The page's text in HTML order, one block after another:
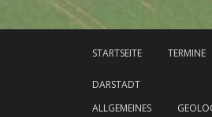
STARTSEITE TERMINE
DARSTADT
ALLGEMEINES